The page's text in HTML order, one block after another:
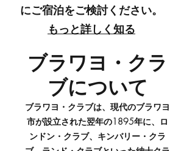
にご宿泊をご検討ください。
もっと詳しく知る
ブラワヨ・クラ
ブについて
ブラワヨ・クラブは、現代のブラワヨ
市が設立された翌年の1895年に、ロ
ンドン・クラブ、キンバリー・クラ